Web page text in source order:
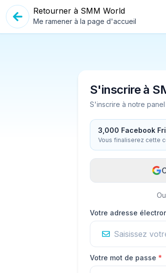
Retourner à SMM World
Me ramener à la page d'accueil
S'inscrire à
S'inscrire à notre panel
3,000 Facebook
Vous finaliserez cette
Votre adresse
Votre mot de passe *